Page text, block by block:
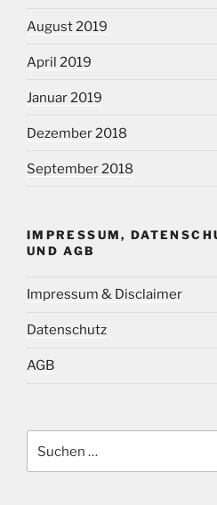
August 2019
April 2019
Januar 2019
Dezember 2018
September 2018
IMPRESSUM,
UND AGB
Impressum & Disclaimer
Datenschutz
AGB
nach: